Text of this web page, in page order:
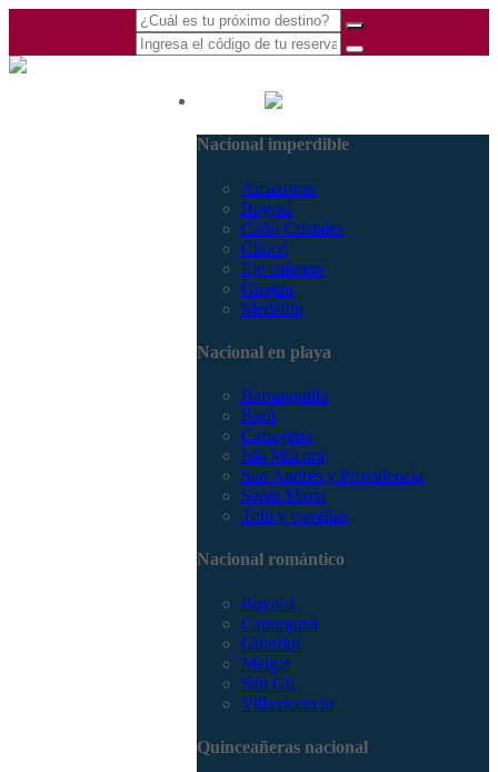
Nacional imperdible
Amazonas
Bogotá
Caño Cristales
Chocó
Eje cafetero
Guajira
Medellín
Nacional en playa
Barranquilla
Barú
Cartagena
Isla Múcura
San Andrés y Providencia
Santa Marta
Tolú y coveñas
Nacional romántico
Boyacá
Capurganá
Girardot
Melgar
San Gil
Villavicencio
Quinceañeras nacional